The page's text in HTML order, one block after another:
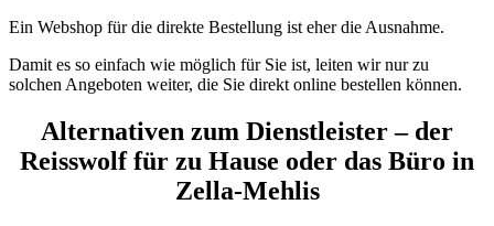
Ein Webshop für die direkte Bestellung ist eher die Ausnahme.
Damit es so einfach wie möglich für Sie ist, leiten wir nur zu
solchen Angeboten weiter, die Sie direkt online bestellen können.
Alternativen zum Dienstleister – der
Reisswolf für zu Hause oder das Büro in
Zella-Mehlis